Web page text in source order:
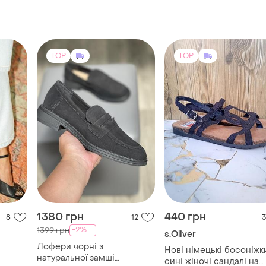
8
TOP
1380 грн 12
1399 грн -2%
Лофери чорні з
натуральної замші
TOP
440 грн 3
s.Oliver
Нові німецькі
сині жіночі сандалі на